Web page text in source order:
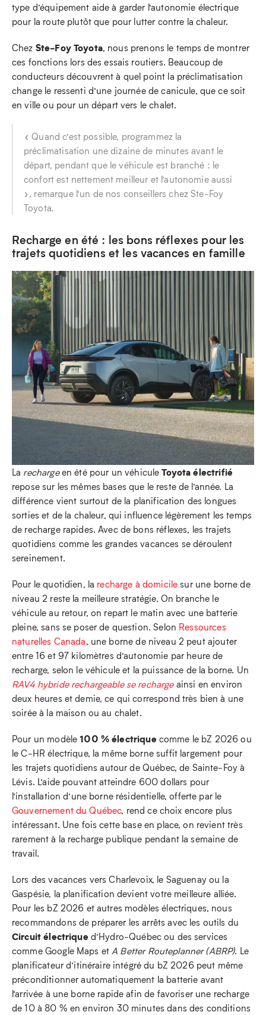
type d’équipement aide à garder l’autonomie électrique
pour la route plutôt que pour lutter contre la chaleur.
Chez Ste‑Foy Toyota, nous prenons le temps de montrer
ces fonctions lors des essais routiers. Beaucoup de
conducteurs découvrent à quel point la préclimatisation
change le ressenti d’une journée de canicule, que ce soit
en ville ou pour un départ vers le chalet.
« Quand c’est possible, programmez la
préclimatisation une dizaine de minutes avant le
départ, pendant que le véhicule est branché : le
confort est nettement meilleur et l’autonomie aussi
», remarque l’un de nos conseillers chez Ste‑Foy
Toyota.
Recharge en été : les bons réflexes pour les
trajets quotidiens et les vacances en famille
La rechargeen été pour un véhiculeToyota électrifié
repose sur les mêmes bases que le reste de l’année. La
différence vient surtout de la planification des longues
sorties et de la chaleur, qui influence légèrement les temps
de recharge rapides. Avec de bons réflexes, les trajets
quotidiens comme les grandes vacances se déroulent
sereinement.
Pour le quotidien, la recharge à domicile sur une borne de
niveau 2 reste la meilleure stratégie. On branche le
véhicule au retour, on repart le matin avec une batterie
pleine, sans se poser de question. Selon Ressources
naturelles Canada, une borne de niveau 2 peut ajouter
entre 16 et 97 kilomètres d’autonomie par heure de
recharge, selon le véhicule et la puissance de la borne. Un
RAV4 hybride rechargeable se rechargeainsi en environ
deux heures et demie, ce qui correspond très bien à une
soirée à la maison ou au chalet.
Pour un modèle100 % électrique comme le bZ 2026 ou
le C‑HR électrique, la même borne suffit largement pour
les trajets quotidiens autour de Québec, de Sainte‑Foy à
Lévis. L’aide pouvant atteindre 600 dollars pour
l’installation d’une borne résidentielle, offerte par le
Gouvernement du Québec, rend ce choix encore plus
intéressant. Une fois cette base en place, on revient très
rarement à la recharge publique pendant la semaine de
travail.
Lors des vacances vers Charlevoix, le Saguenay ou la
Gaspésie, la planification devient votre meilleure alliée.
Pour les bZ 2026 et autres modèles électriques, nous
recommandons de préparer les arrêts avec les outils du
Circuit électrique d’Hydro‑Québec ou des services
comme Google Maps etA Better Routeplanner (ABRP). Le
planificateur d’itinéraire intégré du bZ 2026 peut même
préconditionner automatiquement la batterie avant
l’arrivée à une borne rapide afin de favoriser une recharge
de 10 à 80 % en environ 30 minutes dans des conditions